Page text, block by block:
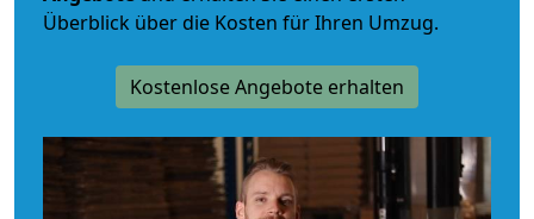
Überblick über die Kosten für Ihren Umzug.
Kostenlose Angebote erhalten